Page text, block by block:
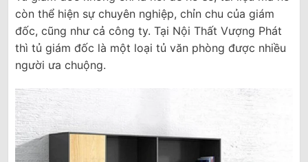
còn thể hiện sự chuyên nghiệp, chỉn chu của giám
đốc, cũng như cả công ty. Tại Nội Thất Vượng Phát
thì tủ giám đốc là một loại tủ văn phòng được nhiều
người ưa chuộng.